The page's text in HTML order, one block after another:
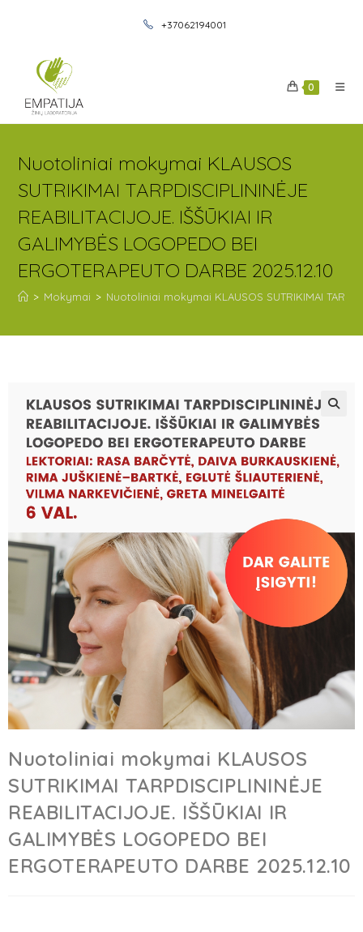
+37062194001
0
Nuotoliniai mokymai KLAUSOS
SUTRIKIMAI TARPDISCIPLININĖJE
REABILITACIJOJE. IŠŠŪKIAI IR
GALIMYBĖS LOGOPEDO BEI
ERGOTERAPEUTO DARBE 2025.12.10
> Mokymai > Nuotoliniai mokymai KLAUSOS SUTRIKIMAI
Nuotoliniai mokymai KLAUSOS
SUTRIKIMAI TARPDISCIPLININĖJE
REABILITACIJOJE. IŠŠŪKIAI IR
GALIMYBĖS LOGOPEDO BEI
ERGOTERAPEUTO DARBE 2025.12.10